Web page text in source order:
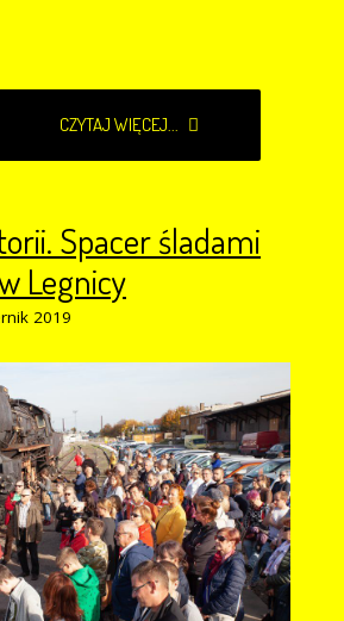
CZYTAJ WIĘCEJ...
Spacer śladami
Legnicy
2019